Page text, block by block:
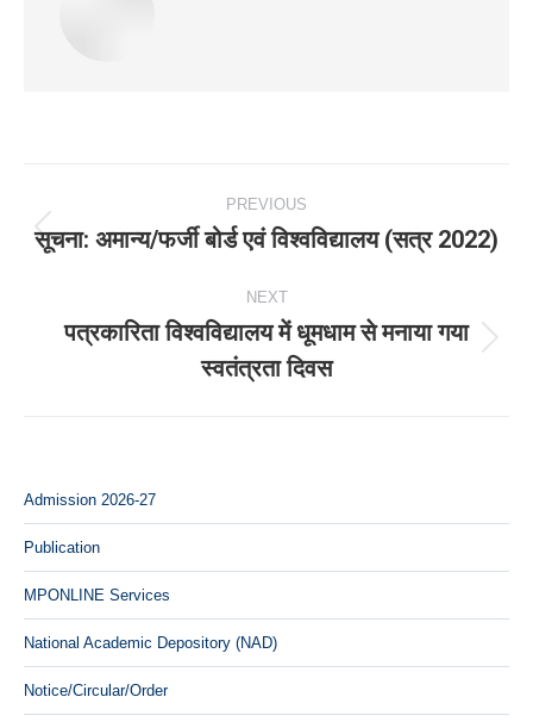
navigation
PREVIOUS
Previous
सूचना: अमान्‍य/फर्जी बोर्ड एवं विश्‍वविद्यालय (सत्र 2022)
NEXT
Next
post:
पत्रकारिता विश्वविद्यालय में धूमधाम से मनाया गया
स्वतंत्रता दिवस
Admission 2026-27
Publication
MPONLINE Services
National Academic Depository (NAD)
Notice/Circular/Order